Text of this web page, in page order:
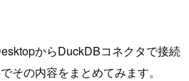
からDuckDBコネクタで接続
その内容をまとめてみます。